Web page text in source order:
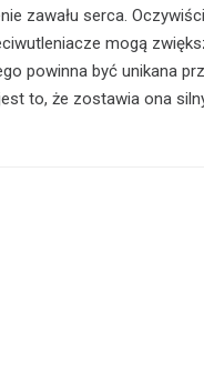
zawału serca.
mogą
powinna być unikana
to, że zostawia ona